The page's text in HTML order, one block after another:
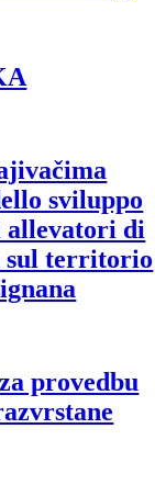
sviluppo
allevatori di
sul territorio
provedbu